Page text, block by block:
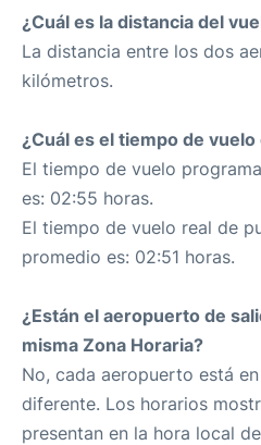
¿Cuál es la distancia del
La distancia entre los dos
kilómetros.
¿Cuál es el tiempo de
El tiempo de vuelo
es: 02:55 horas.
El tiempo de vuelo real de
promedio es: 02:51 horas.
¿Están el aeropuerto de
misma Zona Horaria?
No, cada aeropuerto está
diferente. Los horarios
presentan en la hora local